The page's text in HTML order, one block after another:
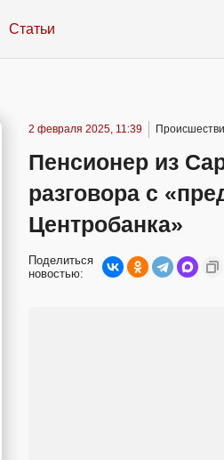
Статьи
2 февраля 2025, 11:39
Пенсионер из
разговора с
Центробанка»
Поделиться
новостью: